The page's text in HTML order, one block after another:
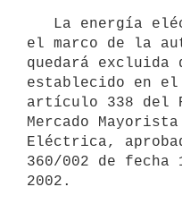
el marco de la
quedará
establecido en
artículo 338 del
Mercado
Eléctrica,
360/002 de fecha